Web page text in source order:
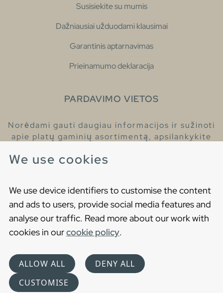
We use cookies
We use device identifiers to customise the content
and ads to users, provide social media features and
analyse our traffic. Read more about our work with
cookies in ourcookie policy.
ALLOW ALL
DENY ALL
CUSTOMISE
Susisiekite su mumis
Dažniausiai užduodami klausimai
Garantinis aptarnavimas
Prieinamumo deklaracija
PARDAVIMO VIETOS
Norėdami gauti daugiau informacijos ir sužinoti
apie platų gaminių asortimentą, apsilankykite
Cookies
Privatumo politika
Choose language